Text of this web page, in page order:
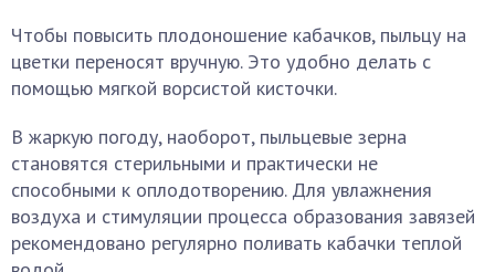
Чтобы повысить плодоношение кабачков, пыльцу на
цветки переносят вручную. Это удобно делать с
помощью мягкой ворсистой кисточки.
В жаркую погоду, наоборот, пыльцевые зерна
становятся стерильными и практически не
способными к оплодотворению. Для увлажнения
воздуха и стимуляции процесса образования завязей
рекомендовано регулярно поливать кабачки теплой